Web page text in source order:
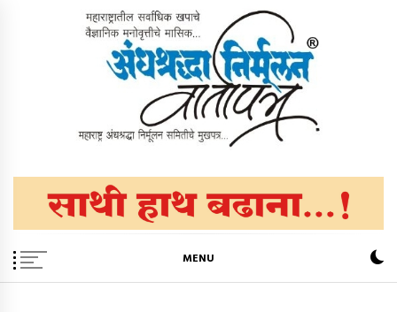
अंधश्रद्धा निर्मूलन वार्तापत्र ®
MENU